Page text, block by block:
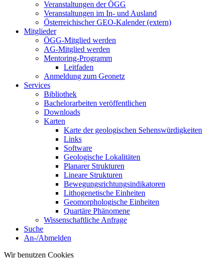
Veranstaltungen der ÖGG
Veranstaltungen im In- und Ausland
Österreichischer GEO-Kalender (extern)
Mitglieder
ÖGG-Mitglied werden
AG-Mitglied werden
Mentoring-Programm
Leitfaden
Anmeldung zum Geonetz
Services
Bibliothek
Bachelorarbeiten veröffentlichen
Downloads
Karten
Karte der geologischen Sehenswürdigkeiten
Links
Software
Geologische Lokalitäten
Planarer Strukturen
Lineare Strukturen
Bewegungsrichtungsindikatoren
Lithogenetische Einheiten
Geomorphologische Einheiten
Quartäre Phänomene
Wissenschaftliche Anfrage
Suche
An-/Abmelden
Wir benutzen Cookies